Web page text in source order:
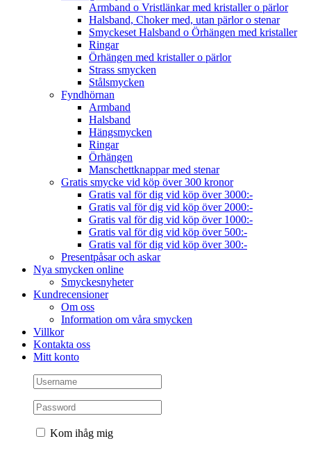
Armband o Vristlänkar med kristaller o pärlor
Halsband, Choker med, utan pärlor o stenar
Smyckeset Halsband o Örhängen med kristaller
Ringar
Örhängen med kristaller o pärlor
Strass smycken
Stålsmycken
Fyndhörnan
Armband
Halsband
Hängsmycken
Ringar
Örhängen
Manschettknappar med stenar
Gratis smycke vid köp över 300 kronor
Gratis val för dig vid köp över 3000:-
Gratis val för dig vid köp över 2000:-
Gratis val för dig vid köp över 1000:-
Gratis val för dig vid köp över 500:-
Gratis val för dig vid köp över 300:-
Presentpåsar och askar
Nya smycken online
Smyckesnyheter
Kundrecensioner
Om oss
Information om våra smycken
Villkor
Kontakta oss
Mitt konto
Kom ihåg mig